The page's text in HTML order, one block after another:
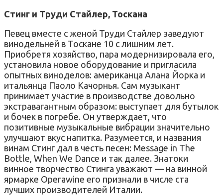
Стинг и Труди Стайлер, Тоскана
Певец вместе с женой Труди Стайлер заведуют
винодельней в Тоскане 10 с лишним лет.
Приобретя хозяйство, пара модернизировала его,
установила новое оборудование и пригласила
опытных виноделов: американца Алана Йорка и
итальянца Паоло Качорнья. Сам музыкант
принимает участие в производстве довольно
экстравагантным образом: выступает для бутылок
и бочек в погребе. Он утверждает, что
позитивные музыкальные вибрации значительно
улучшают вкус напитка. Разумеется, и названия
винам Стинг дал в честь песен: Message in The
Bottle, When We Dance и так далее. Знатоки
винное творчество Стинга уважают — на винной
ярмарке Operawine его признали в числе ста
лучших производителей Италии.